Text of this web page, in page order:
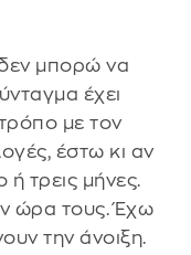
μπορώ να
έχει
με τον
έστω κι αν
τρεις μήνες.
ώρα τους. Έχω
την άνοιξη.